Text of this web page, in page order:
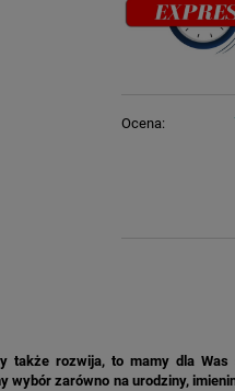
Ocena:
także rozwija, to mamy dla
wybór zarówno na urodziny,